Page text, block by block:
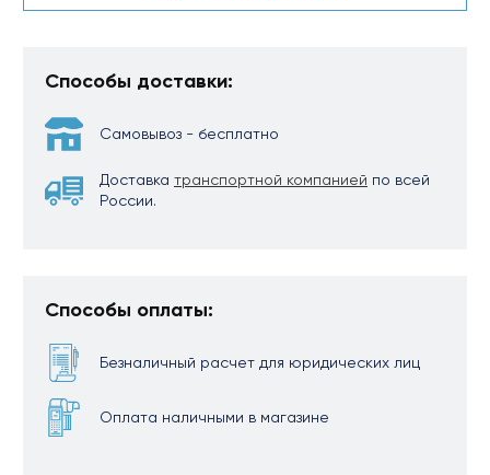
Способы доставки:
Самовывоз - бесплатно
Доставка транспортной компанией по всей
России.
Способы оплаты:
Безналичный расчет для юридических лиц
Оплата наличными в магазине